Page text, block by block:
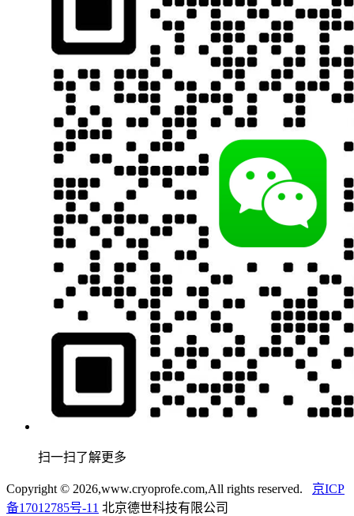
扫一扫了解更多
Copyright © 2026,www.cryoprofe.com,All rights reserved. 京ICP
备17012785号-11 北京德世科技有限公司